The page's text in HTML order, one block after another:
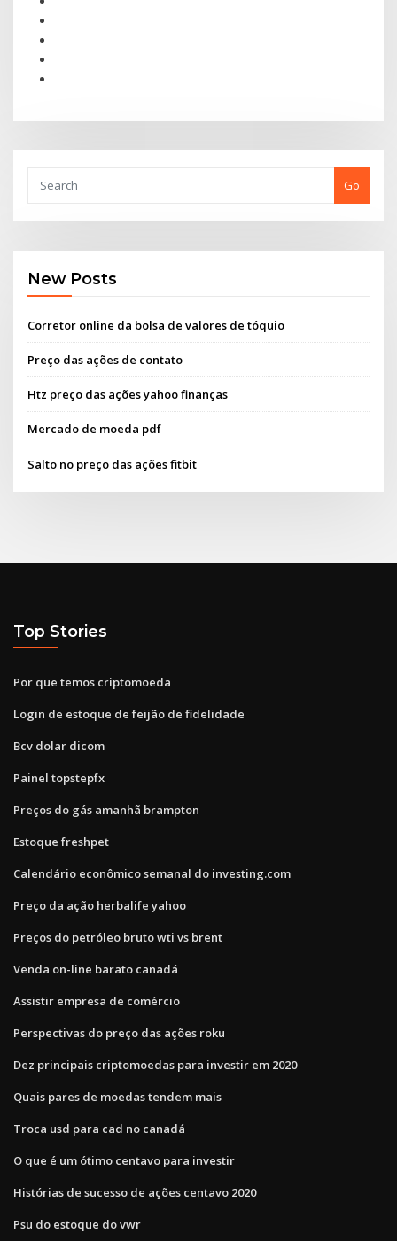
Go
New Posts
Corretor online da bolsa de valores de tóquio
Preço das ações de contato
Htz preço das ações yahoo finanças
Mercado de moeda pdf
Salto no preço das ações fitbit
Top Stories
Por que temos criptomoeda
Login de estoque de feijão de fidelidade
Bcv dolar dicom
Painel topstepfx
Preços do gás amanhã brampton
Estoque freshpet
Calendário econômico semanal do investing.com
Preço da ação herbalife yahoo
Preços do petróleo bruto wti vs brent
Venda on-line barato canadá
Assistir empresa de comércio
Perspectivas do preço das ações roku
Dez principais criptomoedas para investir em 2020
Quais pares de moedas tendem mais
Troca usd para cad no canadá
O que é um ótimo centavo para investir
Histórias de sucesso de ações centavo 2020
Psu do estoque do vwr